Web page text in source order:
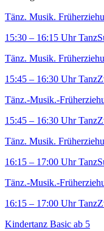
Tänz. Musik.
15:30 – 16:15 Uhr
Tänz. Musik.
15:45 – 16:30 Uhr
Tänz.-Musik.-
15:45 – 16:30 Uhr
Tänz. Musik.
16:15 – 17:00 Uhr
Tänz.-Musik.-
16:15 – 17:00 Uhr
Kindertanz Basic ab 5